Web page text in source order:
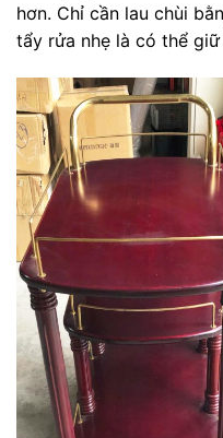
hơn. Chỉ cần lau chùi
tẩy rửa nhẹ là có thể